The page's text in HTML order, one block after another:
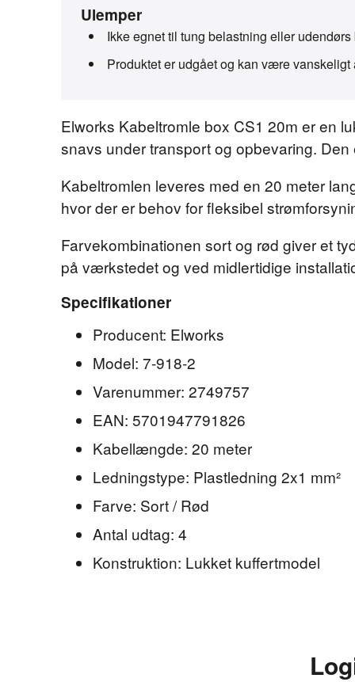
Elworks Kabeltromle box CS1 20m er en
snavs under transport og opbevaring.
Kabeltromlen leveres med en 20 meter
hvor der er behov for fleksibel
Farvekombinationen sort og rød giver et
på værkstedet og ved midlertidige
Ulemper
Ikke egnet til tung belastning eller
Produktet er udgået og kan være vanskeligt
Specifikationer
Producent: Elworks
Model: 7-918-2
Varenummer: 2749757
EAN: 5701947791826
Kabellængde: 20 meter
Ledningstype: Plastledning 2x1 mm²
Farve: Sort / Rød
Antal udtag: 4
Konstruktion: Lukket kuffertmodel